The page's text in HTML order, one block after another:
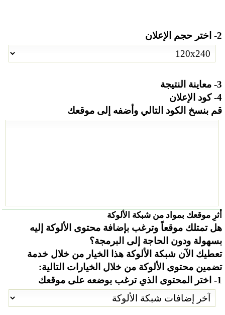
2- اختر حجم الإعلان
3- معاينة النتيجة
4- كود الإعلان
قم بنسخ الكود التالي وأضفه إلى موقعك
أثرِ موقعك بمواد من شبكة الألوكة
هل تمتلك موقعاً وترغب بإضافة محتوى الألوكة إليه
بسهولة ودون الحاجة إلى البرمجة؟
تعطيك الآن شبكة الألوكة هذا الخيار من خلال خدمة
تضمين محتوى الألوكة من خلال الخيارات التالية:
1- اختر المحتوى الذي ترغب بوضعه على موقعك